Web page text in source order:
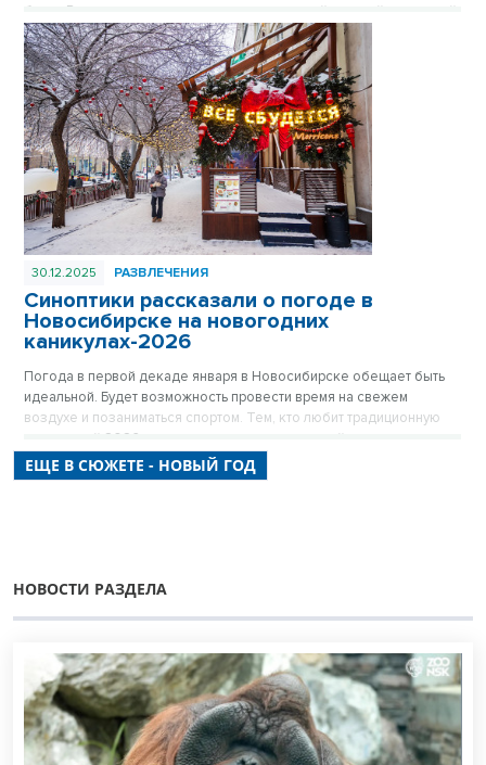
блюд. Врачи предупреждают, что салаты с майонезной заправкой
являются идеальной средой для размножения бактерий, и даже
хранение в холодильнике не гарантирует безопасность
продуктов спустя двое суток после приготовления.
30.12.2025 РАЗВЛЕЧЕНИЯ
Синоптики рассказали о погоде в
Новосибирске на новогодних
каникулах-2026
Погода в первой декаде января в Новосибирске обещает быть
идеальной. Будет возможность провести время на свежем
воздухе и позаниматься спортом. Тем, кто любит традиционную
зиму, новый 2026 год подарит порцию морозной свежести.
ЕЩЕ В СЮЖЕТЕ - НОВЫЙ ГОД
НОВОСТИ РАЗДЕЛА